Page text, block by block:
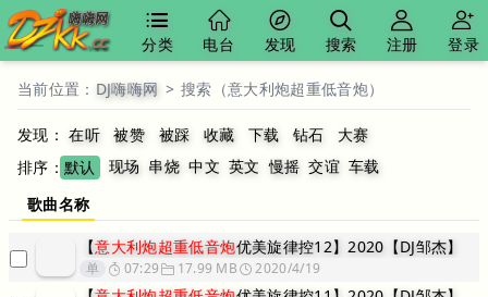
分类 电台 发现 搜索 注册 登录
当前位置： DJ嗨嗨网 > 搜索（意大利炮超重低音炮）
发现： 在听 被赞 被踩 收藏 下载 钻石
大赛
排序：默认 现场 串烧 中文 英文 慢摇 交谊 车载
歌曲名称
【意大利炮超重低音炮优美旋律控12】2020【DJ邹杰】
单 07:29 17.99 MB 2020/4/19